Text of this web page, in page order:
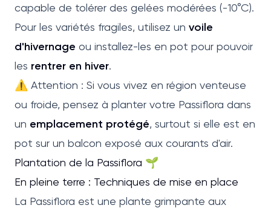
capable de tolérer des gelées modérées (-10°C).
Pour les variétés fragiles, utilisez un voile
d'hivernage ou installez-les en pot pour pouvoir
les rentrer en hiver.
⚠️ Attention : Si vous vivez en région venteuse
ou froide, pensez à planter votre Passiflora dans
un emplacement protégé, surtout si elle est en
pot sur un balcon exposé aux courants d'air.
Plantation de la Passiflora 🌱
En pleine terre : Techniques de mise en place
La Passiflora est une plante grimpante aux